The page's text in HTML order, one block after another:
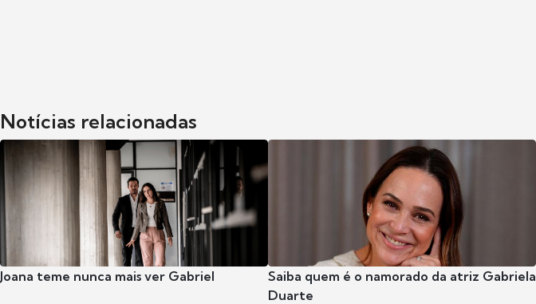
Notícias relacionadas
Joana teme nunca mais ver Gabriel
Saiba quem é o namorado da atriz Gabriela
Duarte